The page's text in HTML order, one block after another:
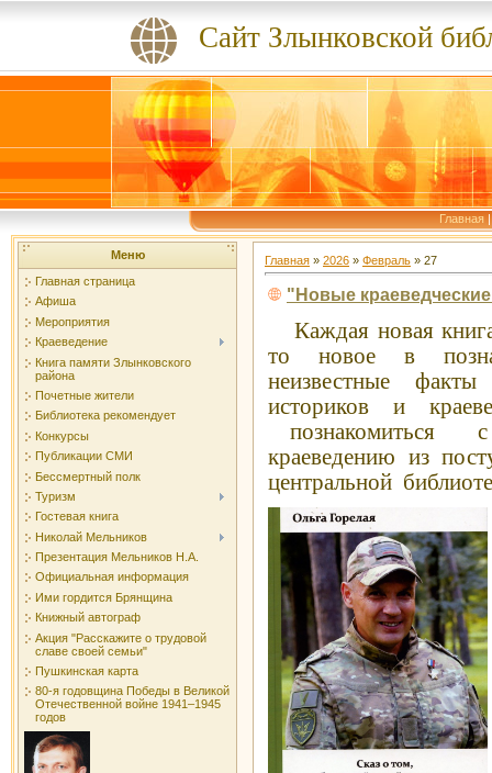
Сайт Злынковской
Главная
Меню
Главная страница
Афиша
Мероприятия
Краеведение
Книга памяти Злынковского
района
Почетные жители
Библиотека рекомендует
Конкурсы
Публикации СМИ
Бессмертный полк
Туризм
Гостевая книга
Николай Мельников
Презентация Мельников Н.А.
Официальная информация
Ими гордится Брянщина
Книжный автограф
Акция "Расскажите о трудовой
славе своей семьи"
Пушкинская карта
80-я годовщина Победы в Великой
Отечественной войне 1941–1945
годов
Главная » 2026 » Февраль » 27
"Новые
Каждая новая
то новое в
неизвестные факты
историков и
познакомиться с
краеведению из
центральной